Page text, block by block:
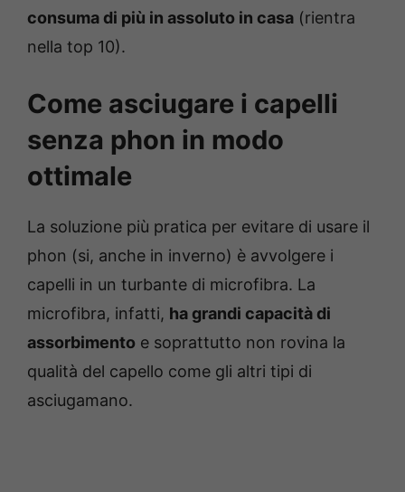
consuma di più in assoluto in casa (rientra
nella top 10).
Come asciugare i capelli
senza phon in modo
ottimale
La soluzione più pratica per evitare di usare il
phon (si, anche in inverno) è avvolgere i
capelli in un turbante di microfibra. La
microfibra, infatti, ha grandi capacità di
assorbimento e soprattutto non rovina la
qualità del capello come gli altri tipi di
asciugamano.